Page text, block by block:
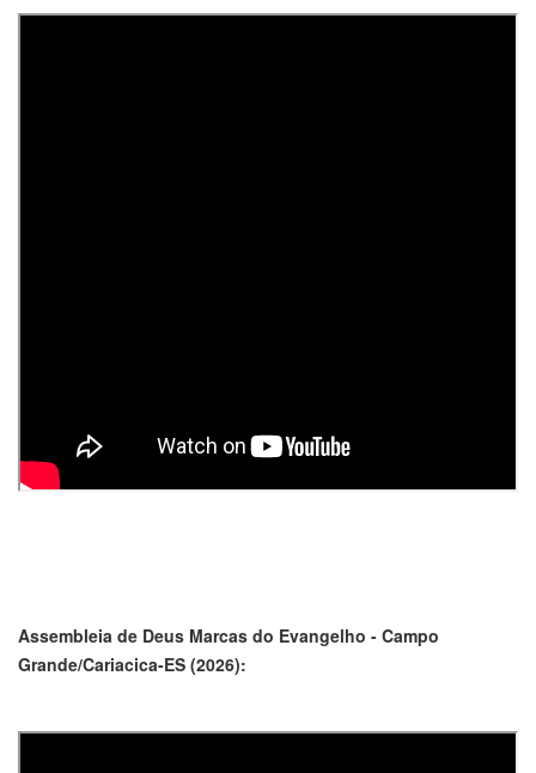
Assembleia de Deus Marcas do Evangelho - Campo
Grande/Cariacica-ES (2026):